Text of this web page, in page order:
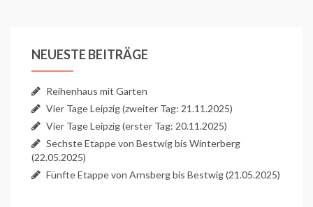
NEUESTE BEITRÄGE
Reihenhaus mit Garten
Vier Tage Leipzig (zweiter Tag: 21.11.2025)
Vier Tage Leipzig (erster Tag: 20.11.2025)
Sechste Etappe von Bestwig bis Winterberg
(22.05.2025)
Fünfte Etappe von Arnsberg bis Bestwig (21.05.2025)